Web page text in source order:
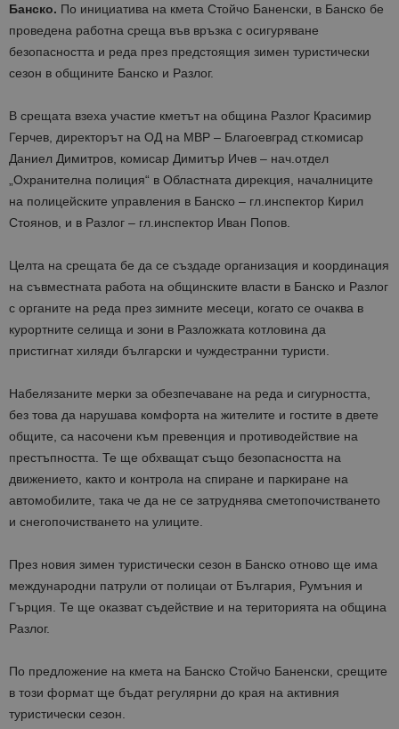
Банско. По инициатива на кмета Стойчо Баненски, в Банско бе
проведена работна среща във връзка с осигуряване
безопасността и реда през предстоящия зимен туристически
сезон в общините Банско и Разлог.
В срещата взеха участие кметът на община Разлог Красимир
Герчев, директорът на ОД на МВР – Благоевград ст.комисар
Даниел Димитров, комисар Димитър Ичев – нач.отдел
„Охранителна полиция“ в Областната дирекция, началниците
на полицейските управления в Банско – гл.инспектор Кирил
Стоянов, и в Разлог – гл.инспектор Иван Попов.
Целта на срещата бе да се създаде организация и координация
на съвместната работа на общинските власти в Банско и Разлог
с органите на реда през зимните месеци, когато се очаква в
курортните селища и зони в Разложката котловина да
пристигнат хиляди български и чуждестранни туристи.
Набелязаните мерки за обезпечаване на реда и сигурността,
без това да нарушава комфорта на жителите и гостите в двете
общите, са насочени към превенция и противодействие на
престъпността. Те ще обхващат също безопасността на
движението, както и контрола на спиране и паркиране на
автомобилите, така че да не се затруднява сметопочистването
и снегопочистването на улиците.
През новия зимен туристически сезон в Банско отново ще има
международни патрули от полицаи от България, Румъния и
Гърция. Те ще оказват съдействие и на територията на община
Разлог.
По предложение на кмета на Банско Стойчо Баненски, срещите
в този формат ще бъдат регулярни до края на активния
туристически сезон.